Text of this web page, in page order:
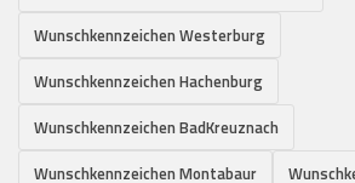
Wunschkennzeichen Westerburg
Wunschkennzeichen Hachenburg
Wunschkennzeichen BadKreuznach
Wunschkennzeichen Montabaur